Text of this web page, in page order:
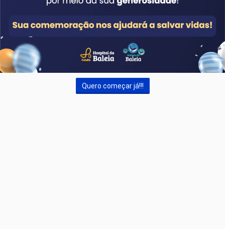
Quero começar já!!!